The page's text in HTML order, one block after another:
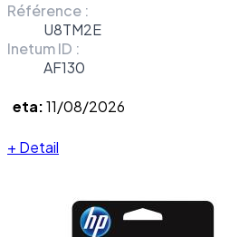
Référence :
U8TM2E
Inetum ID :
AF130
eta:11/08/2026
+ Detail